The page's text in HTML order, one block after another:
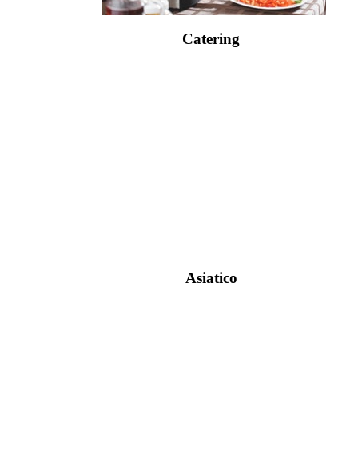
Catering
Asiatico